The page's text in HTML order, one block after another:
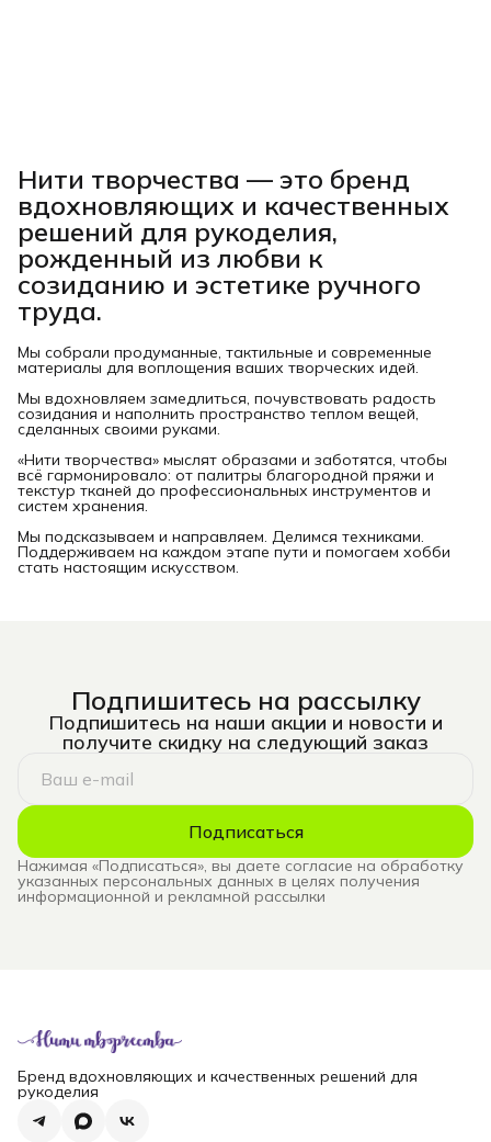
Нити творчества — это бренд
вдохновляющих и качественных
решений для рукоделия,
рожденный из любви к
созиданию и эстетике ручного
труда.
Мы собрали продуманные, тактильные и современные
материалы для воплощения ваших творческих идей.
Мы вдохновляем замедлиться, почувствовать радость
созидания и наполнить пространство теплом вещей,
сделанных своими руками.
«Нити творчества» мыслят образами и заботятся, чтобы
всё гармонировало: от палитры благородной пряжи и
текстур тканей до профессиональных инструментов и
систем хранения.
Мы подсказываем и направляем. Делимся техниками.
Поддерживаем на каждом этапе пути и помогаем хобби
стать настоящим искусством.
Подпишитесь на рассылку
Подпишитесь на наши акции и новости и
получите скидку на следующий заказ
Подписаться
Нажимая «Подписаться», вы даете согласие на обработку
указанных персональных данных в целях получения
информационной и рекламной рассылки
Бренд вдохновляющих и качественных решений для
рукоделия